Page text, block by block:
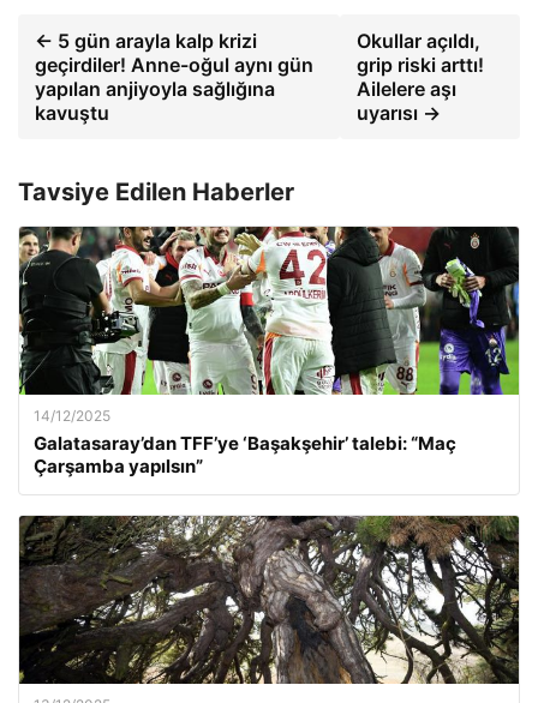
← 5 gün arayla kalp krizi
geçirdiler! Anne-oğul aynı gün
yapılan anjiyoyla sağlığına
kavuştu
Okullar açıldı,
grip riski arttı!
Ailelere aşı
uyarısı →
Tavsiye Edilen Haberler
14/12/2025
Galatasaray’dan TFF’ye ‘Başakşehir’ talebi: “Maç
Çarşamba yapılsın”